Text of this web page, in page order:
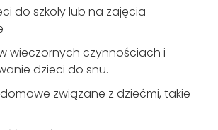
do szkoły lub na zajęcia
wieczornych czynnościach i
dzieci do snu.
związane z dziećmi, takie